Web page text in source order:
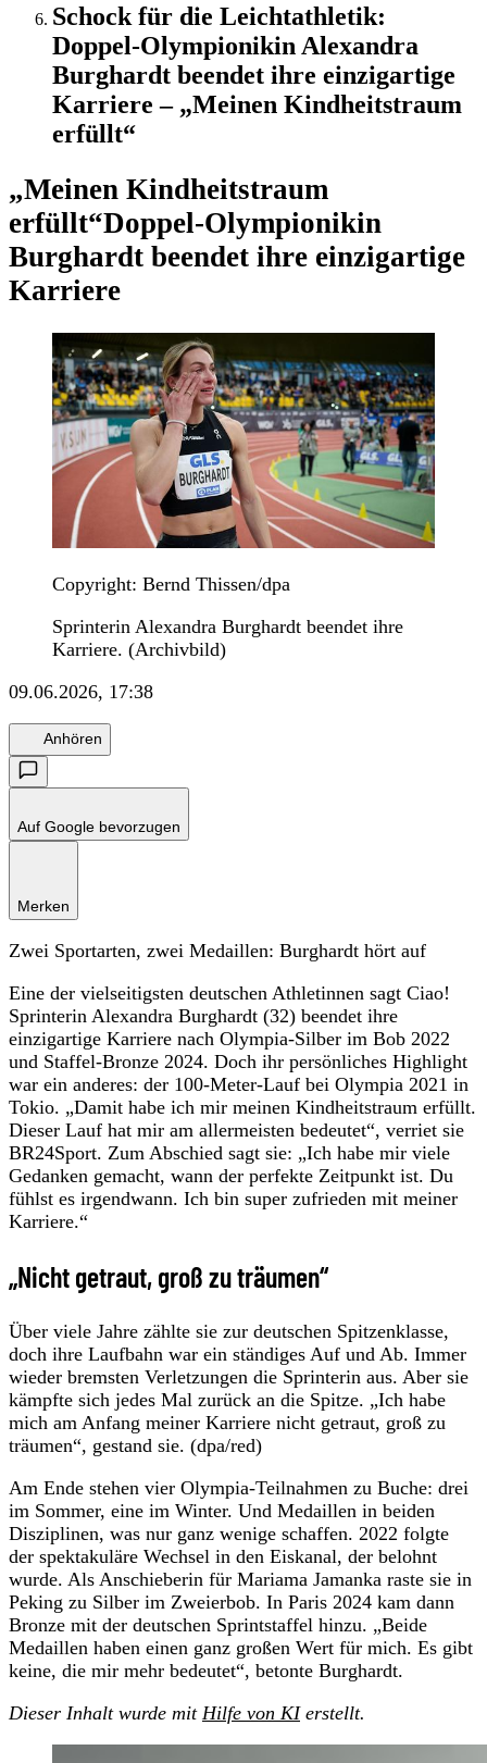
Schock für die Leichtathletik:
Doppel-Olympionikin Alexandra
Burghardt beendet ihre einzigartige
Karriere – „Meinen Kindheitstraum
erfüllt“
„Meinen Kindheitstraum
erfüllt“Doppel-Olympionikin
Burghardt beendet ihre einzigartige
Karriere
Copyright: Bernd Thissen/dpa
Sprinterin Alexandra Burghardt beendet ihre
Karriere. (Archivbild)
09.06.2026, 17:38
Anhören
Auf Google bevorzugen
Merken
Zwei Sportarten, zwei Medaillen: Burghardt hört auf
Eine der vielseitigsten deutschen Athletinnen sagt Ciao!
Sprinterin Alexandra Burghardt (32) beendet ihre
einzigartige Karriere nach Olympia-Silber im Bob 2022
und Staffel-Bronze 2024. Doch ihr persönliches Highlight
war ein anderes: der 100-Meter-Lauf bei Olympia 2021 in
Tokio. „Damit habe ich mir meinen Kindheitstraum erfüllt.
Dieser Lauf hat mir am allermeisten bedeutet“, verriet sie
BR24Sport. Zum Abschied sagt sie: „Ich habe mir viele
Gedanken gemacht, wann der perfekte Zeitpunkt ist. Du
fühlst es irgendwann. Ich bin super zufrieden mit meiner
Karriere.“
„Nicht getraut, groß zu träumen“
Über viele Jahre zählte sie zur deutschen Spitzenklasse,
doch ihre Laufbahn war ein ständiges Auf und Ab. Immer
wieder bremsten Verletzungen die Sprinterin aus. Aber sie
kämpfte sich jedes Mal zurück an die Spitze. „Ich habe
mich am Anfang meiner Karriere nicht getraut, groß zu
träumen“, gestand sie. (dpa/red)
Am Ende stehen vier Olympia-Teilnahmen zu Buche: drei
im Sommer, eine im Winter. Und Medaillen in beiden
Disziplinen, was nur ganz wenige schaffen. 2022 folgte
der spektakuläre Wechsel in den Eiskanal, der belohnt
wurde. Als Anschieberin für Mariama Jamanka raste sie in
Peking zu Silber im Zweierbob. In Paris 2024 kam dann
Bronze mit der deutschen Sprintstaffel hinzu. „Beide
Medaillen haben einen ganz großen Wert für mich. Es gibt
keine, die mir mehr bedeutet“, betonte Burghardt.
Dieser Inhalt wurde mit Hilfe von KIerstellt.